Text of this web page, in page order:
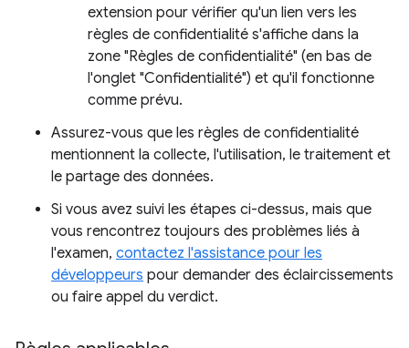
extension pour vérifier qu'un lien vers les
règles de confidentialité s'affiche dans la
zone "Règles de confidentialité" (en bas de
l'onglet "Confidentialité") et qu'il fonctionne
comme prévu.
Assurez-vous que les règles de confidentialité
mentionnent la collecte, l'utilisation, le traitement et
le partage des données.
Si vous avez suivi les étapes ci-dessus, mais que
vous rencontrez toujours des problèmes liés à
l'examen, contactez l'assistance pour les
développeurs pour demander des éclaircissements
ou faire appel du verdict.